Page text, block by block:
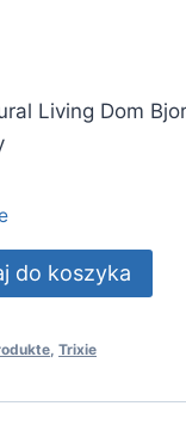
Living Dom
do koszyka
Trixie